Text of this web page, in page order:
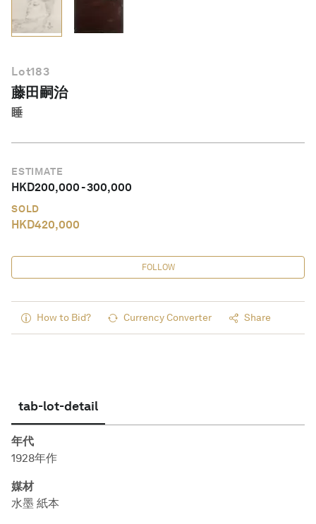
Lot183
藤田嗣治
睡
ESTIMATE
HKD200,000-300,000
SOLD
HKD420,000
FOLLOW
How to Bid? Currency Converter Share
tab-lot-detail
年代
1928年作
媒材
水墨 紙本